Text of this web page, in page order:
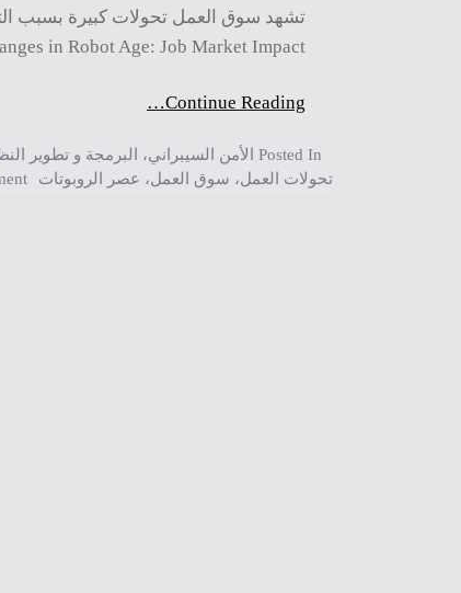
تشهد سوق العمل تحولات كبيرة بسبب
in Robot Age: Job Market Impact. […]
Continue Reading…
Posted In الأمن السيبراني، البرمجة و تطوير
تحولات العمل، سوق العمل، عصر الروبوتات